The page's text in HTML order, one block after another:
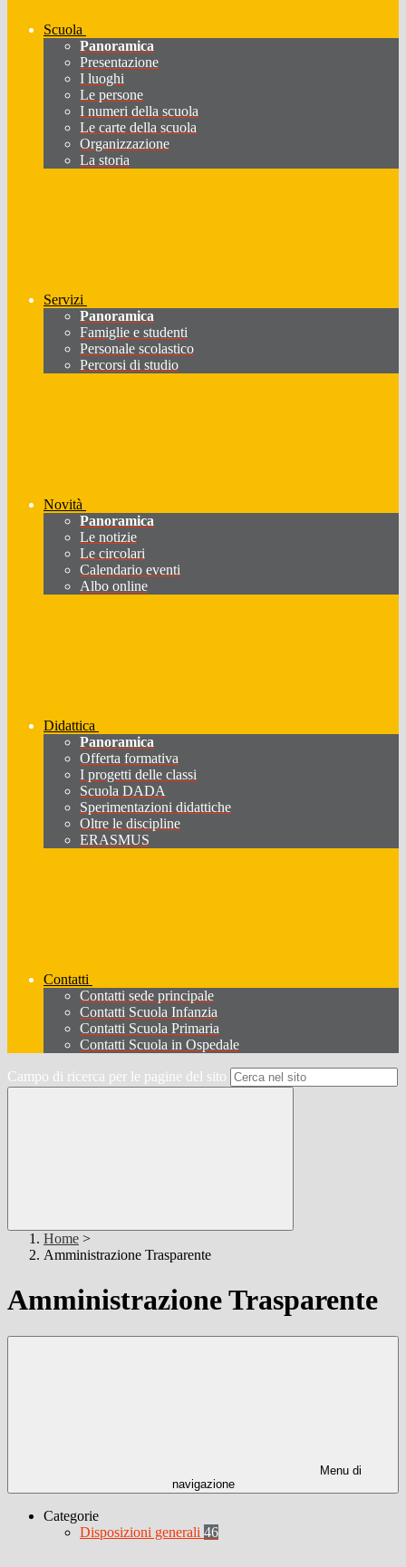
Scuola
Panoramica
Presentazione
I luoghi
Le persone
I numeri della scuola
Le carte della scuola
Organizzazione
La storia
Servizi
Panoramica
Famiglie e studenti
Personale scolastico
Percorsi di studio
Novità
Panoramica
Le notizie
Le circolari
Calendario eventi
Albo online
Didattica
Panoramica
Offerta formativa
I progetti delle classi
Scuola DADA
Sperimentazioni didattiche
Oltre le discipline
ERASMUS
Contatti
Contatti sede principale
Contatti Scuola Infanzia
Contatti Scuola Primaria
Contatti Scuola in Ospedale
Campo di ricerca per le pagine del sito
Home >
Amministrazione Trasparente
Amministrazione Trasparente
Menu di
navigazione
Categorie
Disposizioni generali 46